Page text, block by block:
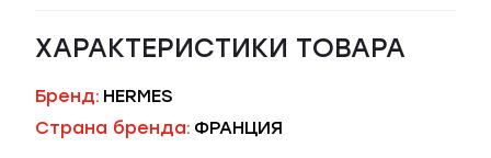
ХАРАКТЕРИСТИКИ ТОВАРА
Бренд: HERMES
Страна бренда: ФРАНЦИЯ